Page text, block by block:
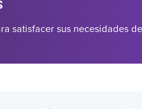
a
d
satisfacer sus necesidades